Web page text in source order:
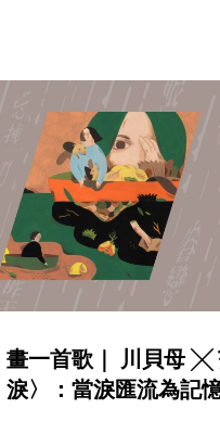
畫一首歌｜ 川貝母 ╳
淚〉：當淚匯流為記